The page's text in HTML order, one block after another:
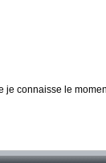
je connaisse le